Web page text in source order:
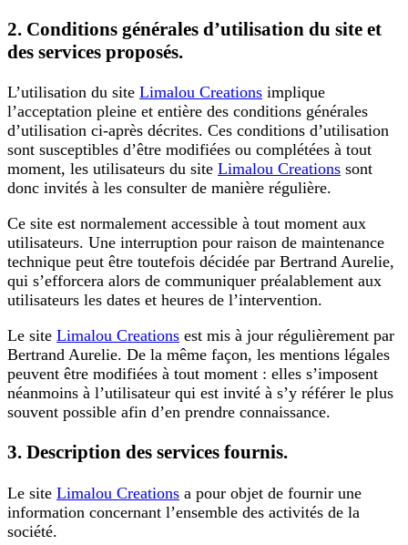
2. Conditions générales d’utilisation du site et
des services proposés.
L’utilisation du site Limalou Creations implique
l’acceptation pleine et entière des conditions générales
d’utilisation ci-après décrites. Ces conditions d’utilisation
sont susceptibles d’être modifiées ou complétées à tout
moment, les utilisateurs du site Limalou Creations sont
donc invités à les consulter de manière régulière.
Ce site est normalement accessible à tout moment aux
utilisateurs. Une interruption pour raison de maintenance
technique peut être toutefois décidée par Bertrand Aurelie,
qui s’efforcera alors de communiquer préalablement aux
utilisateurs les dates et heures de l’intervention.
Le site Limalou Creations est mis à jour régulièrement par
Bertrand Aurelie. De la même façon, les mentions légales
peuvent être modifiées à tout moment : elles s’imposent
néanmoins à l’utilisateur qui est invité à s’y référer le plus
souvent possible afin d’en prendre connaissance.
3. Description des services fournis.
Le site Limalou Creations a pour objet de fournir une
information concernant l’ensemble des activités de la
société.